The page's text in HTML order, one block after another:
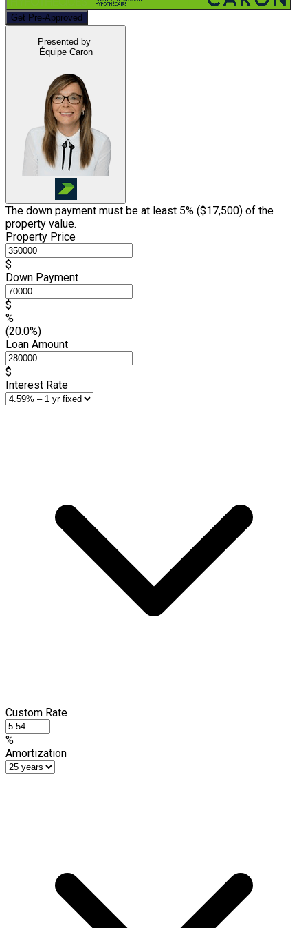
Get Pre-Approved
Presented by
Équipe Caron
The down payment must be at least 5% ($17,500) of the
property value.
Property Price
$
Down Payment
$
%
(20.0%)
Loan Amount
$
Interest Rate
Custom Rate
%
Amortization